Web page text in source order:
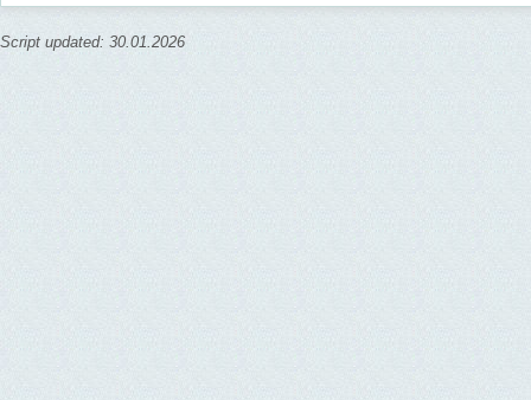
Script updated: 30.01.2026